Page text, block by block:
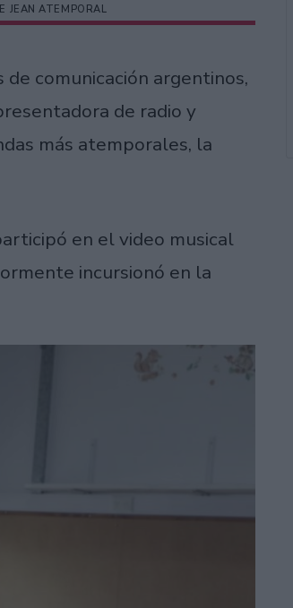
JEAN ATEMPORAL
comunicación argentinos,
de radio y
más atemporales, la
en el video musical
incursionó en la